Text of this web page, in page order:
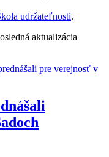
udržateľnosti.
aktualizácia
pre verejnosť v